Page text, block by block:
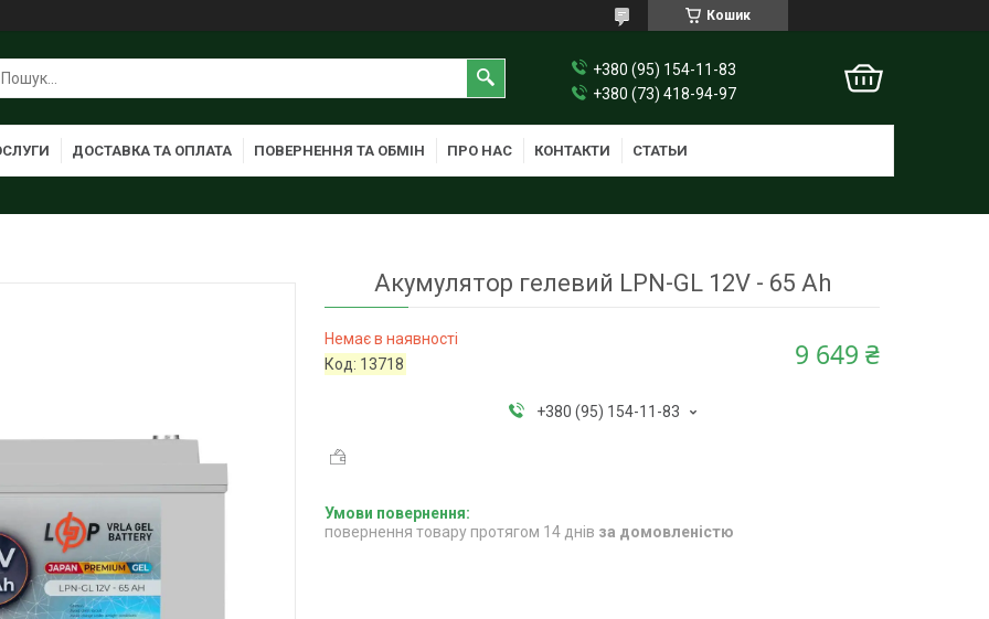
Кошик
+380 (95) 154-11-83
+380 (73) 418-94-97
ДОСТАВКА ТА ОПЛАТА ПОВЕРНЕННЯ ТА ОБМІН ПРО НАС КОНТАКТИ СТАТЬИ
Акумулятор гелевий LPN-GL 12V - 65 Ah
Немає в наявності
Код: 13718 9 649 ₴
+380 (95) 154-11-83
повернення товару протягом 14 днів за домовленістю